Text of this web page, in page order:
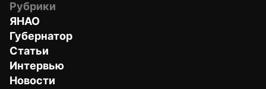
Рубрики
ЯНАО
Губернатор
Статьи
Интервью
Новости